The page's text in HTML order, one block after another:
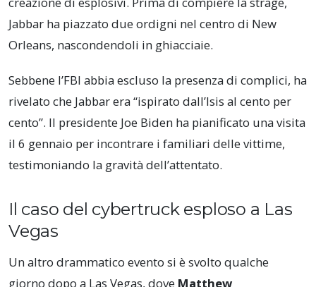
Jabbar ha piazzato due ordigni nel centro di New
Orleans, nascondendoli in ghiacciaie.
Sebbene l’FBI abbia escluso la presenza di complici, ha
rivelato che Jabbar era “ispirato dall’Isis al cento per
cento”. Il presidente Joe Biden ha pianificato una visita
il 6 gennaio per incontrare i familiari delle vittime,
testimoniando la gravità dell’attentato.
Il caso del cybertruck esploso a Las
Vegas
Un altro drammatico evento si è svolto qualche
giorno dopo a Las Vegas, dove Matthew